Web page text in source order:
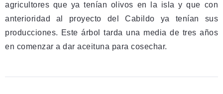
agricultores que ya tenían olivos en la isla y que con
anterioridad al proyecto del Cabildo ya tenían sus
producciones. Este árbol tarda una media de tres años
en comenzar a dar aceituna para cosechar.